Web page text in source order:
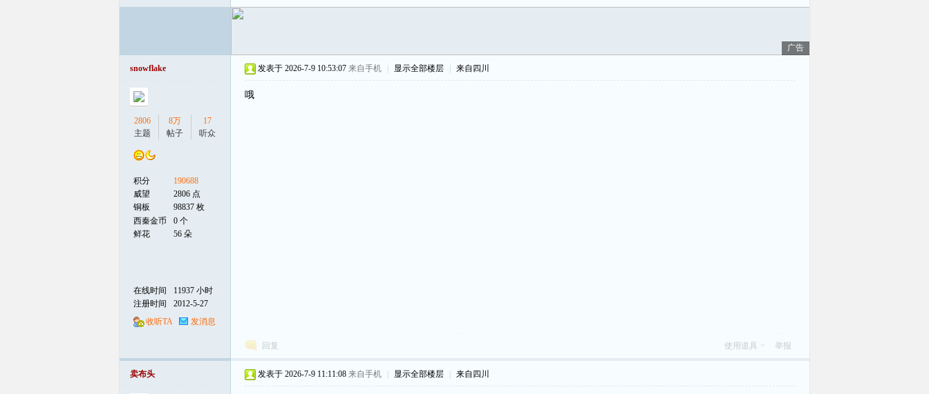
广告
snowflake
2806
主题
8万
帖子
17
听众
积分
190688
威望
2806 点
铜板
98837 枚
西秦金币
0 个
鲜花
56 朵
在线时间
11937 小时
注册时间
2012-5-27
收听TA
发消息
发表于 2026-7-9 10:53:07 来自手机 显示全部楼层 来自四川
哦
回复 使用道具 举报
卖布头 发表于 2026-7-9 11:11:08 来自手机 显示全部楼层 来自四川